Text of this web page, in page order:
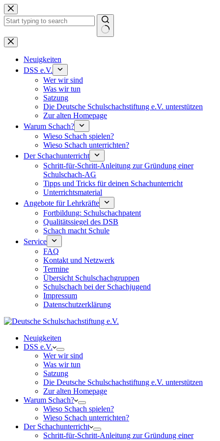
Keine
Ergebnisse
Neuigkeiten
DSS e.V.
Wer wir sind
Was wir tun
Satzung
Die Deutsche Schulschachstiftung e.V. unterstützen
Zur alten Homepage
Warum Schach?
Wieso Schach spielen?
Wieso Schach unterrichten?
Der Schachunterricht
Schritt-für-Schritt-Anleitung zur Gründung einer
Schulschach-AG
Tipps und Tricks für deinen Schachunterricht
Unterrichtsmaterial
Angebote für Lehrkräfte
Fortbildung: Schulschachpatent
Qualitätssiegel des DSB
Schach macht Schule
Service
FAQ
Kontakt und Netzwerk
Termine
Übersicht Schulschachgruppen
Schulschach bei der Schachjugend
Impressum
Datenschutzerklärung
Neuigkeiten
DSS e.V.
Wer wir sind
Was wir tun
Satzung
Die Deutsche Schulschachstiftung e.V. unterstützen
Zur alten Homepage
Warum Schach?
Wieso Schach spielen?
Wieso Schach unterrichten?
Der Schachunterricht
Schritt-für-Schritt-Anleitung zur Gründung einer